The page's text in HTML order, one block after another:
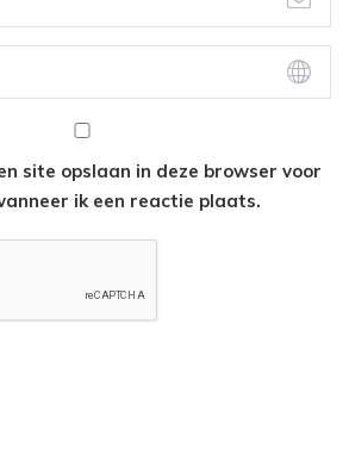
site opslaan in deze browser voor
ik een reactie plaats.